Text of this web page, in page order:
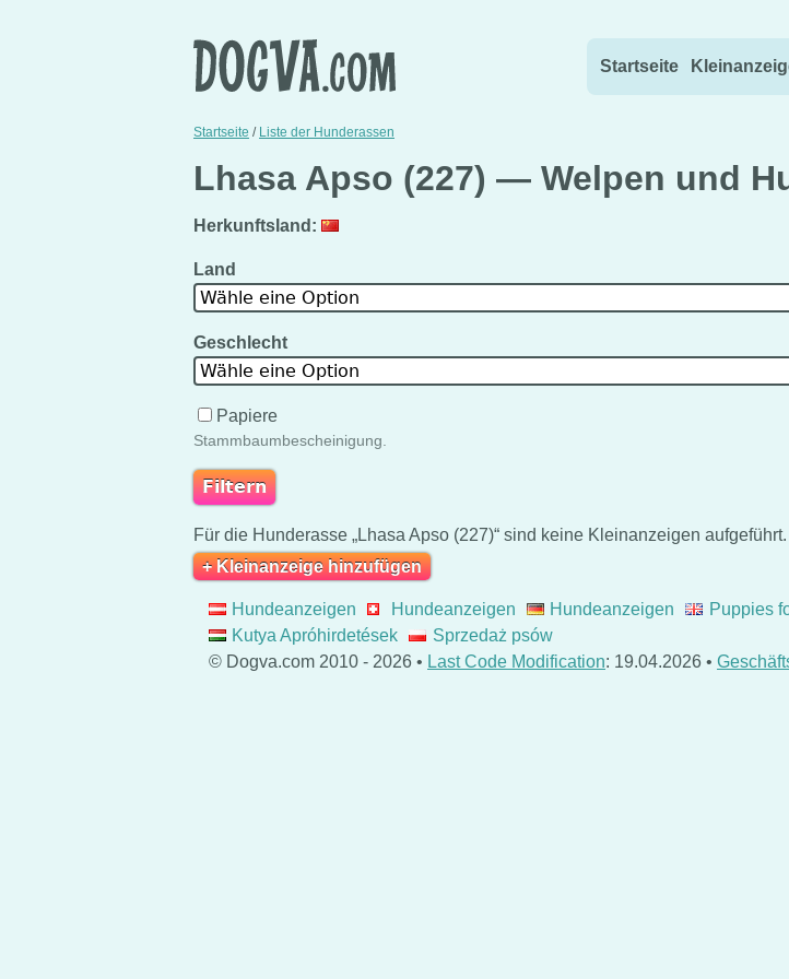
Startseite
Startseite / Liste der Hunderassen
Lhasa Apso (227) — Welpen und
Herkunftsland:
Land
Wähle eine Option
Geschlecht
Wähle eine Option
Papiere
Stammbaumbescheinigung.
Für die Hunderasse „Lhasa Apso (227)“ sind keine Kleinanzeigen aufgeführt.
+ Kleinanzeige hinzufügen
Hundeanzeigen Hundeanzeigen Hundeanzeigen Puppies
Kutya Apróhirdetések
Sprzedaż psów
© Dogva.com 2010 - 2026 • Last Code Modification: 19.04.2026 •